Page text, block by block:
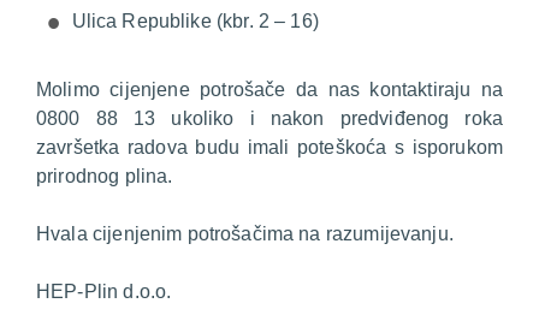
Ulica Republike (kbr. 2 – 16)
Molimo cijenjene potrošače da nas kontaktiraju na
0800 88 13 ukoliko i nakon predviđenog roka
završetka radova budu imali poteškoća s isporukom
prirodnog plina.
Hvala cijenjenim potrošačima na razumijevanju.
HEP-Plin d.o.o.